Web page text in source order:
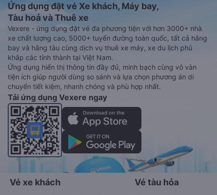
Ứng dụng đặt vé Xe khách, Máy bay,
Tàu hoả và Thuê xe
Vexere - ứng dụng đặt vé đa phương tiện với hơn 3000+ nhà
xe chất lượng cao, 5000+ tuyến đường toàn quốc, tất cả hãng
bay và hãng tàu cùng dịch vụ thuê xe máy, xe du lịch phủ
khắp các tỉnh thành tại Việt Nam.
Ứng dụng hiển thị thông tin đầy đủ, minh bạch cùng vô vàn
tiện ích giúp người dùng so sánh và lựa chọn phương án di
chuyển tiết kiệm, nhanh chóng và phù hợp nhất.
Tải ứng dụng Vexere ngay
Vé xe khách Vé tàu hỏa